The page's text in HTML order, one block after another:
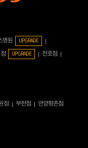
병원 UPGRADE
UPGRADE
천호점
점 부천점 안양평촌점